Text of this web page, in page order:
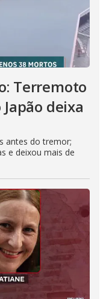
Terremoto
deixa
antes do tremor;
e deixou mais de